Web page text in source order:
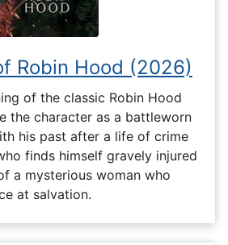
Robin Hood (2026)
of the classic Robin Hood
the character as a battleworn
his past after a life of crime
finds himself gravely injured
a mysterious woman who
at salvation.